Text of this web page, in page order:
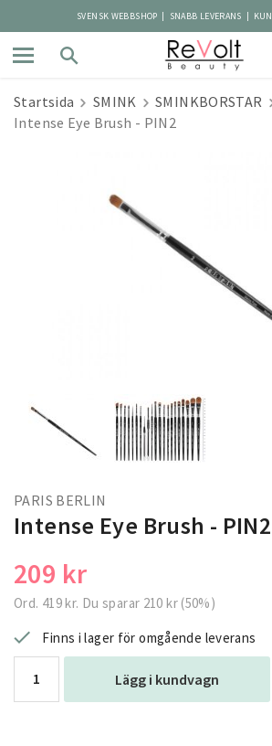
SVENSK WEBBSHOP | SNABB LEVERANS |
Startsida SMINK SMINKBORSTAR
Intense Eye Brush - PIN2
PARIS BERLIN
Intense Eye Brush - PIN2
209 kr
Ord. 419 kr. Du sparar 210 kr(50%)
Finns i lager för omgående leverans
Lägg i kundvagn